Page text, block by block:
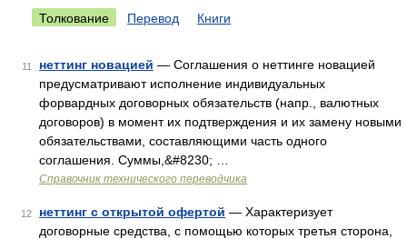
Толкование Перевод Книги
11 неттинг новацией — Соглашения о неттинге новацией
предусматривают исполнение индивидуальных
форвардных договорных обязательств (напр., валютных
договоров) в момент их подтверждения и их замену новыми
обязательствами, составляющими часть одного
соглашения. Суммы,&#8230; …
Справочник технического переводчика
12 неттинг с открытой офертой — Характеризует
договорные средства, с помощью которых третья сторона,